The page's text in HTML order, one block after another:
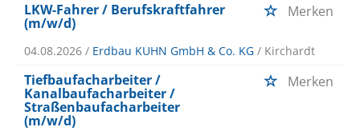
LKW-Fahrer / Berufskraftfahrer
(m/w/d)
Merken
04.08.2026 / Erdbau KUHN GmbH & Co. KG / Kirchardt
Tiefbaufacharbeiter /
Kanalbaufacharbeiter /
Straßenbaufacharbeiter
(m/w/d)
Merken